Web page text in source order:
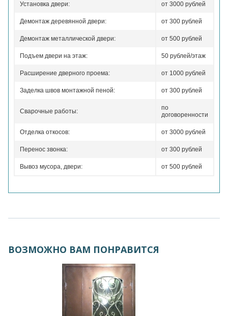
Установка двери: от 3000 рублей
Демонтаж деревянной двери: от 300 рублей
Демонтаж металлической двери: от 500 рублей
Подъем двери на этаж: 50 рублей/этаж
Расширение дверного проема: от 1000 рублей
Заделка швов монтажной пеной: от 300 рублей
Сварочные работы:
по
договоренности
Отделка откосов: от 3000 рублей
Перенос звонка: от 300 рублей
Вывоз мусора, двери: от 500 рублей
ВОЗМОЖНО ВАМ ПОНРАВИТСЯ